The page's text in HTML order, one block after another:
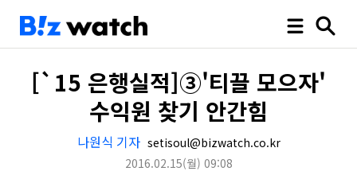
[`15 은행실적]③'티끌 모으자'
수익원 찾기 안간힘
나원식 기자 setisoul@bizwatch.co.kr
2016.02.15(월) 09:08